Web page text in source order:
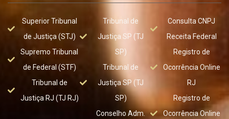
Superior Tribunal
de Justiça (STJ)
Supremo Tribunal
de Federal (STF)
Tribunal de
Justiça RJ (TJ RJ)
Tribunal de
Justiça SP (TJ
SP)
Tribunal de
Justiça SP (TJ
SP)
Conselho Adm.
Consulta CNPJ
Receita Federal
Registro de
Ocorrência Online
RJ
Registro de
Ocorrência Online